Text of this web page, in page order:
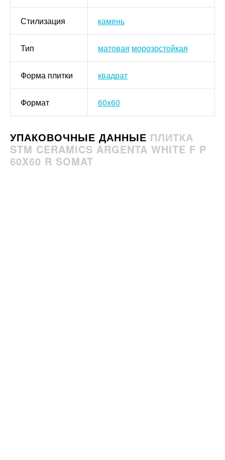
Стилизация камень
Тип матовая морозостойкая
Форма плитки квадрат
Формат 60x60
УПАКОВОЧНЫЕ ДАННЫЕ ПЛИТКА
STM CERAMICS ARGENTA WHITE F P
60X60 R SOMAT